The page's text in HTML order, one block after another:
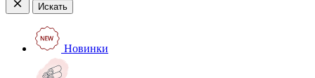
Искать
Новинки